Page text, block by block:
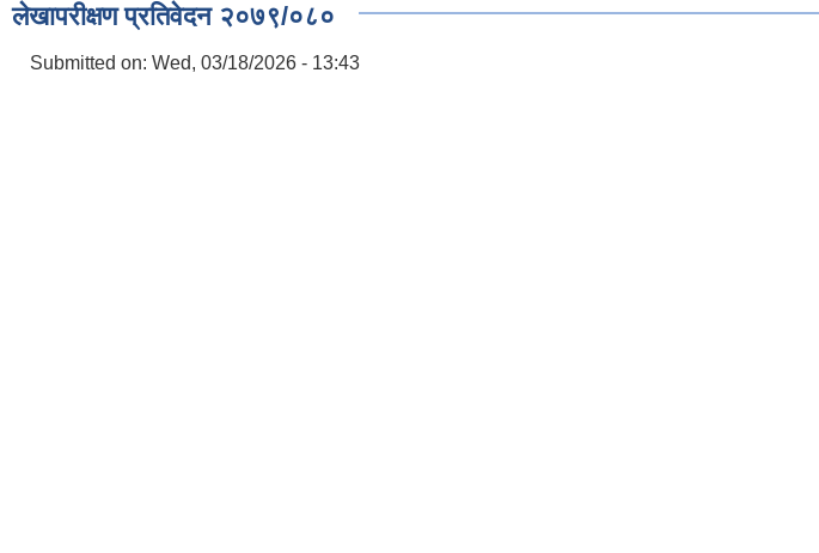
लेखापरीक्षण प्रतिवेदन २०७९/०८०
Submitted on: Wed, 03/18/2026 - 13:43